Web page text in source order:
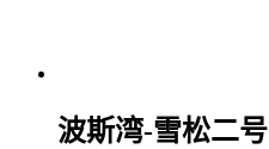
波斯湾-雪松二号